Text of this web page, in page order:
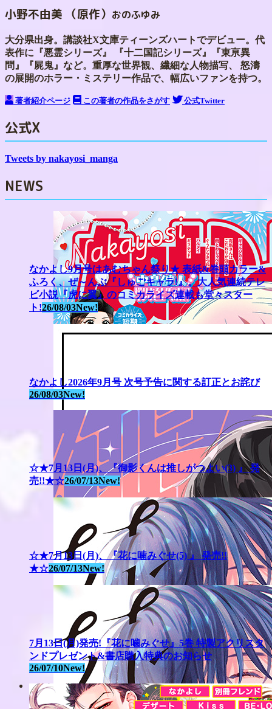
小野不由美 （原作） おのふゆみ
大分県出身。講談社X文庫ティーンズハートでデビュー。代
表作に『悪霊シリーズ』 『十二国記シリーズ』『東亰異
問』『屍鬼』など。重厚な世界観、繊細な人物描写、 怒濤
の展開のホラー・ミステリー作品で、幅広いファンを持つ。
著者紹介ページ この著者の作品をさがす 公式Twitter
公式X
Tweets by nakayosi_manga
NEWS
なかよし9月号はあむちゃん祭り★ 表紙&巻頭カラー&
ふろく、ぜ～んぶ『しゅごキャラ!』。大人気連続テレ
ビ小説『虎に翼』のコミカライズ連載も堂々スター
ト!26/08/03New!
なかよし2026年9月号 次号予告に関する訂正とお詫び
26/08/03New!
☆★7月13日(月)、『御影くんは推しがつよい(3) 』 発
売!!★☆26/07/13New!
☆★7月13日(月)、『花に噛みぐせ(5) 』 発売!!
★☆26/07/13New!
7月13日(月)発売!『花に噛みぐせ』5巻 特製アクリスタ
ンドプレゼント&書店購入特典のお知らせ
26/07/10New!